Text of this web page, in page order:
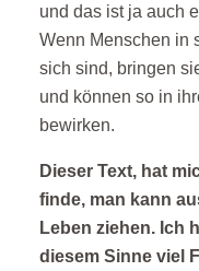
und das ist ja auch
Wenn Menschen in
sich sind, bringen
und können so in
bewirken.
Dieser Text, hat
finde, man kann
Leben ziehen. Ich
diesem Sinne viel